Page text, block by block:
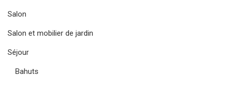
Salon
Salon et mobilier de jardin
Séjour
Bahuts